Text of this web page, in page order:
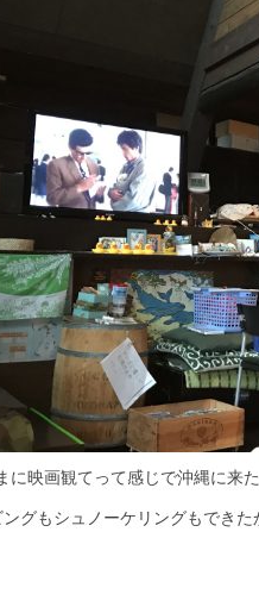
に映画観てって感じで沖縄に来
グもシュノーケリングもでき